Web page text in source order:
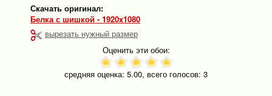
Скачать оригинал:
Белка с шишкой - 1920x1080
вырезать нужный размер
Оценить эти обои:
средняя оценка: 5.00, всего голосов: 3